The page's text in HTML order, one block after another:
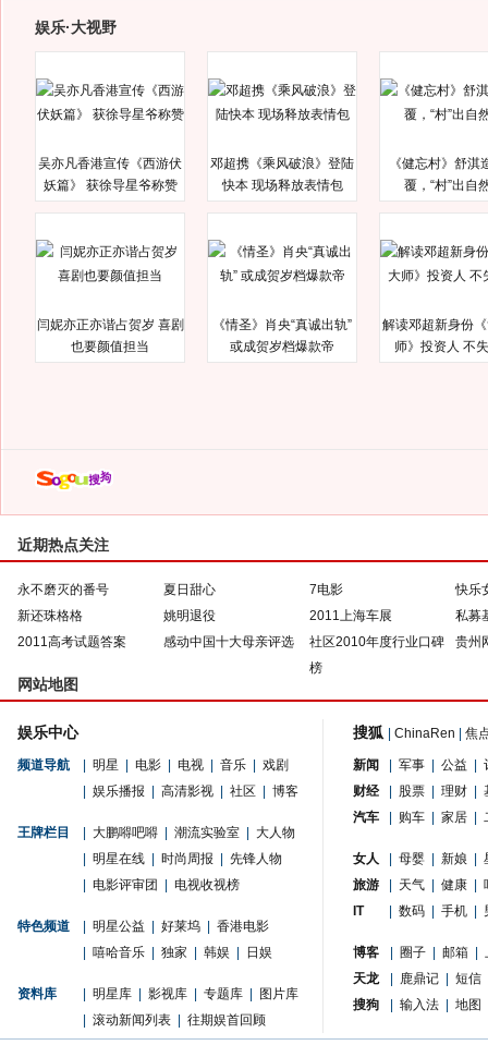
娱乐·大视野
吴亦凡香港宣传《西游伏
妖篇》 获徐导星爷称赞
邓超携《乘风破浪》登陆
快本 现场释放表情包
《健忘村》舒淇
覆，“村”出自
闫妮亦正亦谐占贺岁 喜剧
也要颜值担当
《情圣》肖央“真诚出轨”
或成贺岁档爆款帝
解读邓超新身份
师》投资人 不
近期热点关注
永不磨灭的番号 夏日甜心 7电影
快乐
新还珠格格
姚明退役 2011上海车展
私募
2011高考试题答案
感动中国十大母亲评选
社区2010年度行业口碑
榜
贵州
网站地图
娱乐中心
频道导航 明星 电影 电视 音乐
戏剧
娱乐播报 高清影视 社区 博客
王牌栏目 大鹏嘚吧嘚 潮流实验室
大人物
明星在线 时尚周报
先锋人物
电影评审团 电视收视榜
特色频道 明星公益 好莱坞
香港电影
嘻哈音乐 独家 韩娱 日娱
资料库 明星库 影视库 专题库
图片库
滚动新闻列表 往期娱首回顾
搜狐 ChinaRen 焦
新闻 军事 公益
财经
股票 理财
汽车
购车 家居
女人 母婴 新娘
旅游
天气 健康
IT
数码 手机
博客 圈子 邮箱
天龙
鹿鼎记
短信
搜狗
输入法 地图